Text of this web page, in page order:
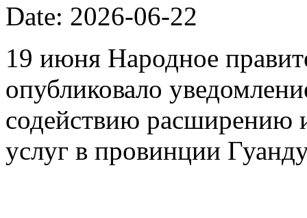
Date: 2026-06-22
19 июня Народное
опубликовало
содействию расширению
услуг в провинции